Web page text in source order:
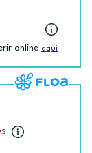
online aqui